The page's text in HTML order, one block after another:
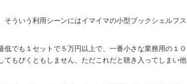
ういう利用シーンにはイマイマの小型ブックシェルフス
でも１セットで５万円以上で、一番小さな業務用の１０
てもびくともしません、ただこれだと聴き入ってしまい他